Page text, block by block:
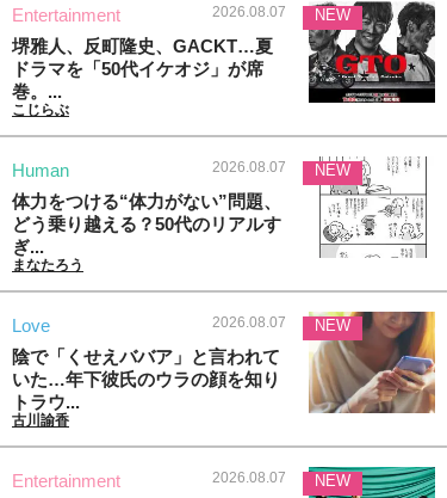
Entertainment 2026.08.07
堺雅人、反町隆史、GACKT…夏
ドラマを「50代イケオジ」が席
巻。...
こじらぶ
NEW
Human 2026.08.07
体力をつける“体力がない”問題、
どう乗り越える？50代のリアルす
ぎ...
まなたろう
NEW
Love 2026.08.07
陰で「くせえババア」と言われて
いた…年下彼氏のウラの顔を知り
トラウ...
古川諭香
NEW
Entertainment 2026.08.07 NEW